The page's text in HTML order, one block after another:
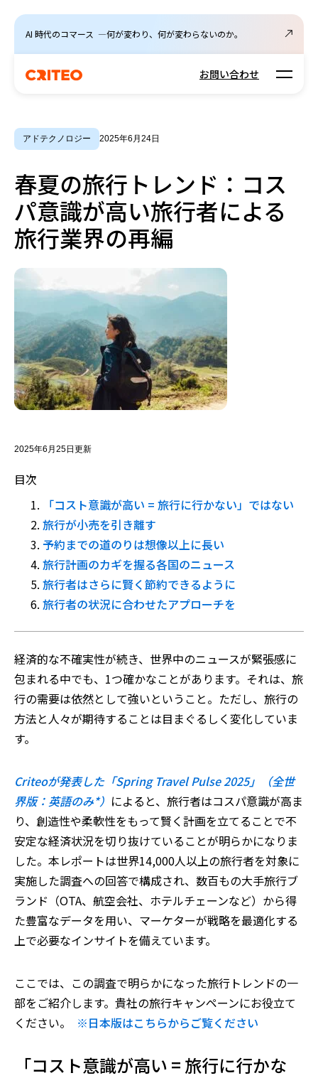
AI 時代のコマース ―何が変わり、何が変わらないのか。
お問い合わせ Open
アドテクノロジー 2025年6月24日
春夏の旅行トレンド：コス
パ意識が高い旅行者による
旅行業界の再編
2025年6月25日更新
目次
「コスト意識が高い = 旅行に行かない」ではない
旅行が小売を引き離す
予約までの道のりは想像以上に長い
旅行計画のカギを握る各国のニュース
旅行者はさらに賢く節約できるように
旅行者の状況に合わせたアプローチを
経済的な不確実性が続き、世界中のニュースが緊張感に
包まれる中でも、1つ確かなことがあります。それは、旅
行の需要は依然として強いということ。ただし、旅行の
方法と人々が期待することは目まぐるしく変化していま
す。
Criteoが発表した「Spring Travel Pulse 2025」（全世
界版：英語のみ*） によると、旅行者はコスパ意識が高ま
り、創造性や柔軟性をもって賢く計画を立てることで不
安定な経済状況を切り抜けていることが明らかになりま
した。本レポートは世界14,000人以上の旅行者を対象に
実施した調査への回答で構成され、数百もの大手旅行ブ
ランド（OTA、航空会社、ホテルチェーンなど）から得
た豊富なデータを用い、マーケターが戦略を最適化する
上で必要なインサイトを備えています。
ここでは、この調査で明らかになった旅行トレンドの一
部をご紹介します。貴社の旅行キャンペーンにお役立て
ください。
※日本版はこちらからご覧ください
「コスト意識が高い = 旅行に行かな